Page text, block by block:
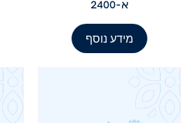
א-2400
מידע נוסף